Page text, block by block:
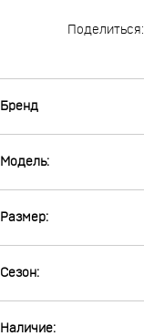
Поделиться:
Бренд
Модель:
Размер:
Сезон:
Наличие: